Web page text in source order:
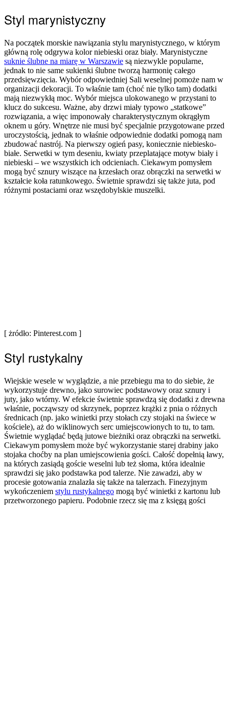
Styl marynistyczny
Na początek morskie nawiązania stylu marynistycznego, w którym
główną rolę odgrywa kolor niebieski oraz biały. Marynistyczne
suknie ślubne na miarę w Warszawie są niezwykle popularne,
jednak to nie same sukienki ślubne tworzą harmonię całego
przedsięwzięcia. Wybór odpowiedniej Sali weselnej pomoże nam w
organizacji dekoracji. To właśnie tam (choć nie tylko tam) dodatki
mają niezwykłą moc. Wybór miejsca ulokowanego w przystani to
klucz do sukcesu. Ważne, aby drzwi miały typowo „statkowe”
rozwiązania, a więc imponowały charakterystycznym okrągłym
oknem u góry. Wnętrze nie musi być specjalnie przygotowane przed
uroczystością, jednak to właśnie odpowiednie dodatki pomogą nam
zbudować nastrój. Na pierwszy ogień pasy, koniecznie niebiesko-
białe. Serwetki w tym deseniu, kwiaty przeplatające motyw biały i
niebieski – we wszystkich ich odcieniach. Ciekawym pomysłem
mogą być sznury wiszące na krzesłach oraz obrączki na serwetki w
kształcie koła ratunkowego. Świetnie sprawdzi się także juta, pod
różnymi postaciami oraz wszędobylskie muszelki.
[ żródło: Pinterest.com ]
Styl rustykalny
Wiejskie wesele w wyglądzie, a nie przebiegu ma to do siebie, że
wykorzystuje drewno, jako surowiec podstawowy oraz sznury i
juty, jako wtórny. W efekcie świetnie sprawdzą się dodatki z drewna
właśnie, począwszy od skrzynek, poprzez krążki z pnia o różnych
średnicach (np. jako winietki przy stołach czy stojaki na świece w
kościele), aż do wiklinowych serc umiejscowionych to tu, to tam.
Świetnie wyglądać będą jutowe bieżniki oraz obrączki na serwetki.
Ciekawym pomysłem może być wykorzystanie starej drabiny jako
stojaka choćby na plan umiejscowienia gości. Całość dopełnią ławy,
na których zasiądą goście weselni lub też słoma, która idealnie
sprawdzi się jako podstawka pod talerze. Nie zawadzi, aby w
procesie gotowania znalazła się także na talerzach. Finezyjnym
wykończeniem stylu rustykalnego mogą być winietki z kartonu lub
przetworzonego papieru. Podobnie rzecz się ma z księgą gości